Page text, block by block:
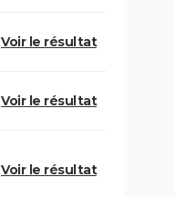
Voir le résultat
Voir le résultat
Voir le résultat